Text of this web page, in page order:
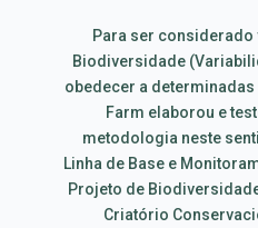
Para ser considerado
Biodiversidade
obedecer a
Farm elaborou e
metodologia neste
Linha de Base e
Projeto de
Criatório